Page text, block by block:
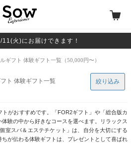
11(火)にお届けできます！
ギフト 体験ギフト一覧（50,000円〜）
ト 体験ギフト一覧
がおすすめです。「FOR2ギフト」や「総合版カ
験の中から好きなコースを選べます。リラックス
室スパ＆エステチケット」は、自分を大切にする
が伝わる体験ギフトは、プレゼントとして喜ばれ
絞り込み